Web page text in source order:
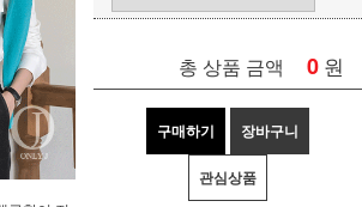
총 상품 금액 0 원
구매하기 장바구니
관심상품